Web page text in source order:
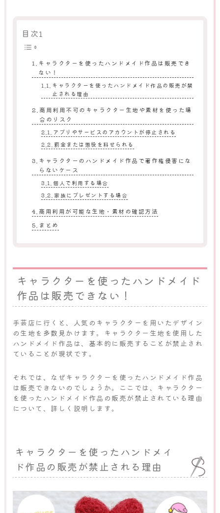
目次1
キャラクターを使ったハンドメイド作品は販売でき
ない！
キャラクターを使ったハンドメイド作品の販売が禁
止される理由
商用利用不可のキャラクター生地や素材を使った場
合のリスク
アプリやサービスのアカウントが停止される
罰金または懲役を科せられる
キャラクターのハンドメイド作品で著作権侵害にな
らないケース
個人で利用する場合
家族にプレゼントする場合
商用利用が可能な生地・素材の確認方法
まとめ
キャラクターを使ったハンドメイド
作品は販売できない！
手芸店に行くと、人気のキャラクターを用いたデザイン
の生地を多数見かけます。キャラクター生地を使用した
ハンドメイド作品は、基本的に販売することが禁止され
ていることが現状です。
それでは、なぜキャラクターを使ったハンドメイド作品
は販売できないのでしょうか。ここでは、キャラクター
を使ったハンドメイド作品の販売が禁止されている理由
について、詳しく説明します。
キャラクターを使ったハンドメイ
ド作品の販売が禁止される理由